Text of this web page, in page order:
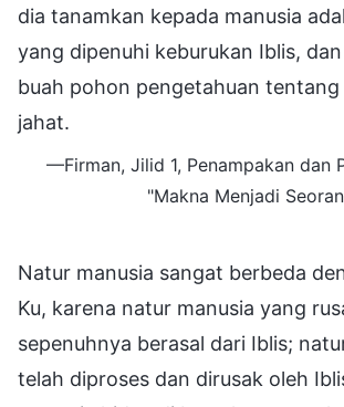
dia tanamkan kepada manusia
yang dipenuhi keburukan Iblis,
buah pohon pengetahuan
jahat.
—Firman, Jilid 1, Penampakan dan
"Makna Menjadi
Natur manusia sangat berbeda
Ku, karena natur manusia yang
sepenuhnya berasal dari Iblis;
telah diproses dan dirusak oleh